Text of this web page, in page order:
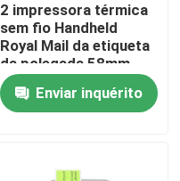
2 impressora térmica
sem fio Handheld
Royal Mail da etiqueta
da polegada 58mm
Bluetooth
Enviar inquérito